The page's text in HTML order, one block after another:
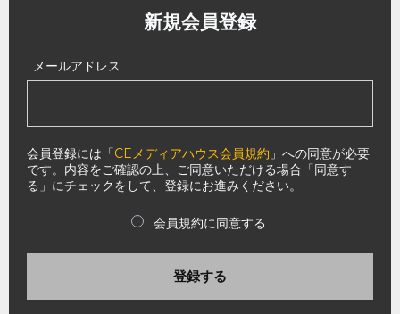
新規会員登録
メールアドレス
会員登録には「CEメディアハウス会員規約 」への同意が必要
です。内容をご確認の上、ご同意いただける場合「同意す
る」にチェックをして、登録にお進みください。
会員規約に同意する
登録する